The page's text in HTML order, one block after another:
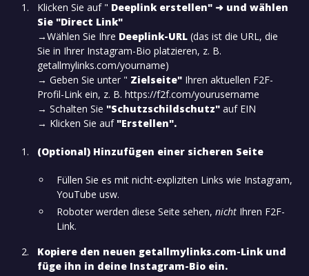
Klicken Sie auf " Deeplink erstellen" ➜ und wählen
Sie "Direct Link"
‍→Wählen Sie Ihre Deeplink-URL (das ist die URL, die
Sie in Ihrer Instagram-Bio platzieren, z. B.
getallmylinks.com/yourname)
→ Geben Sie unter " Zielseite" Ihren aktuellen F2F-
Profil-Link ein, z. B. https://f2f.com/yourusername
→ Schalten Sie"Schutzschildschutz" auf EIN
→ Klicken Sie auf"Erstellen".
(Optional) Hinzufügen einer sicheren Seite
Füllen Sie es mit nicht-expliziten Links wie Instagram,
YouTube usw.
Roboter werden diese Seite sehen,nicht Ihren F2F-
Link.
Kopiere den neuen getallmylinks.com-Link und
füge ihn in deine Instagram-Bio ein.